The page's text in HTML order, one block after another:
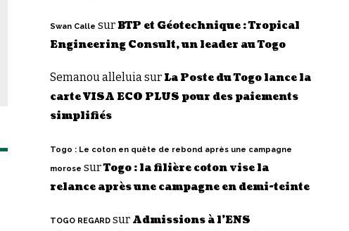
Swan Calle surBTP et Géotechnique : Tropical
Engineering Consult, un leader au Togo
Semanou alleluia sur La Poste du Togo lance la
carte VISA ECO PLUS pour des paiements
simplifiés
Togo : Le coton en quête de rebond après une campagne
morose surTogo : la filière coton vise la
relance après une campagne en demi-teinte
TOGO REGARDsur Admissions à l’ENS